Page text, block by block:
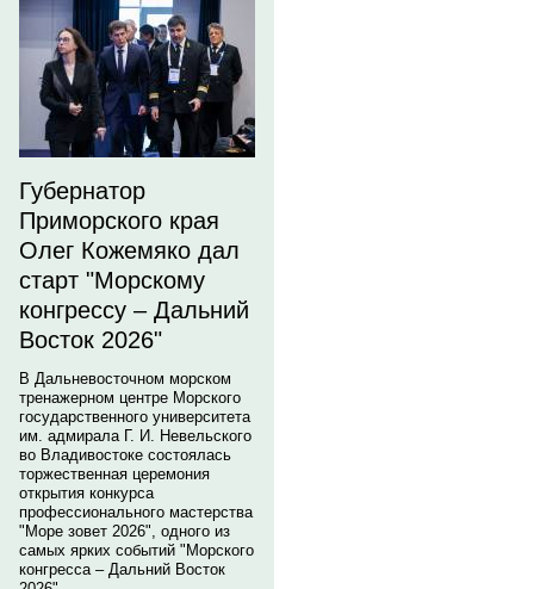
Губернатор
Приморского края
Олег Кожемяко дал
старт "Морскому
конгрессу – Дальний
Восток 2026"
В Дальневосточном морском
тренажерном центре Морского
государственного университета
им. адмирала Г. И. Невельского
во Владивостоке состоялась
торжественная церемония
открытия конкурса
профессионального мастерства
"Море зовет 2026", одного из
самых ярких событий "Морского
конгресса – Дальний Восток